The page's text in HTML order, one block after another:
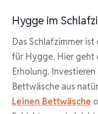
Hygge im
Das Schlafzimmer
für Hygge. Hier geht
Erholung.
Bettwäsche aus
Leinen Bettwäsche